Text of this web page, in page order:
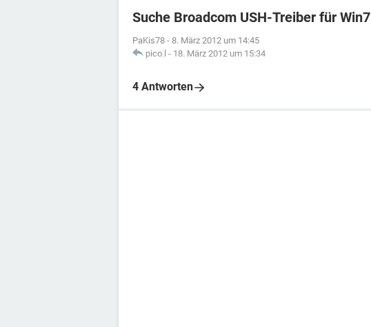
Suche Broadcom USH-Treiber für Win7
PaKis78 - 8. März 2012 um 14:45
pico.l - 18. März 2012 um 15:34
4 Antworten